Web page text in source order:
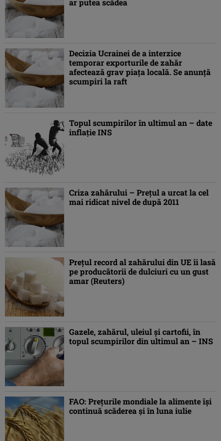
ar putea scădea
Decizia Ucrainei de a interzice
temporar exporturile de zahăr
afectează grav piața locală. Se anunță
scumpiri la raft
Topul scumpirilor în ultimul an – date
inflaţie INS
Criza zahărului – Preţul a urcat la cel
mai ridicat nivel de după 2011
Preţul record al zahărului din UE îi lasă
pe producătorii de dulciuri cu un gust
amar (Reuters)
Gazele, zahărul, uleiul şi cartofii, în
topul scumpirilor din ultimul an – INS
FAO: Prețurile mondiale la alimente își
continuă scăderea și în luna iulie